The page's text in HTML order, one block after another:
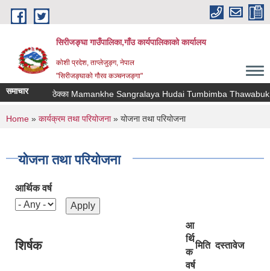
Skip to main content
सिरीजङ्घा गाउँपालिका,गाँउ कार्यपालिकाको कार्यालय
कोशी प्रदेश, ताप्लेजुङ्ग, नेपाल
"सिरीजङ्घाको गौरव कञ्चनजङ्गा"
समाचार ठेक्का Mamankhe Sangralaya Hudai Tumbimba Thawabuk
You are here
Home » कार्यक्रम तथा परियोजना» योजना तथा परियोजना
योजना तथा परियोजना
आर्थिक वर्ष
शिर्षक
आ
र्थि
क
वर्ष
मिति दस्तावेज